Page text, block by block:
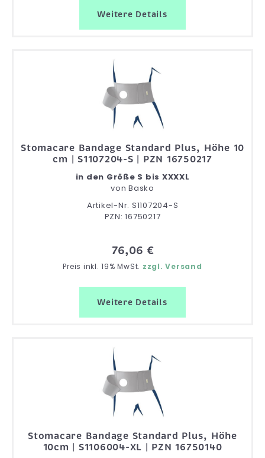
Weitere Details
Stomacare Bandage Standard Plus, Höhe 10
cm | S1107204-S | PZN 16750217
in den Größe S bis XXXXL
vonBasko
Artikel-Nr. S1107204-S
PZN: 16750217
76,06 €
Preis inkl. 19% MwSt. zzgl. Versand
Weitere Details
Stomacare Bandage Standard Plus, Höhe
10cm | S1106004-XL | PZN 16750140